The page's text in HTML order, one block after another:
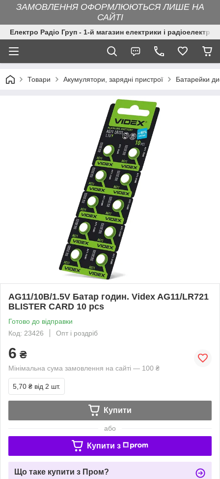
ЗАМОВЛЕННЯ ОФОРМЛЮЮТЬСЯ ЛИШЕ НА
САЙТІ
Електро Радіо Груп - 1-й магазин електрики і
Товари Акумулятори, зарядні пристрої Батарейки
AG11/10B/1.5V Батар годин. Videx AG11/LR721
BLISTER CARD 10 pcs
Готово до відправки
Код: 23426
Опт і роздріб
6 ₴
Мінімальна сума замовлення на сайті — 100 ₴
5,70 ₴ від 2 шт.
Купити
або
Купити з
Що таке купити з Пром?